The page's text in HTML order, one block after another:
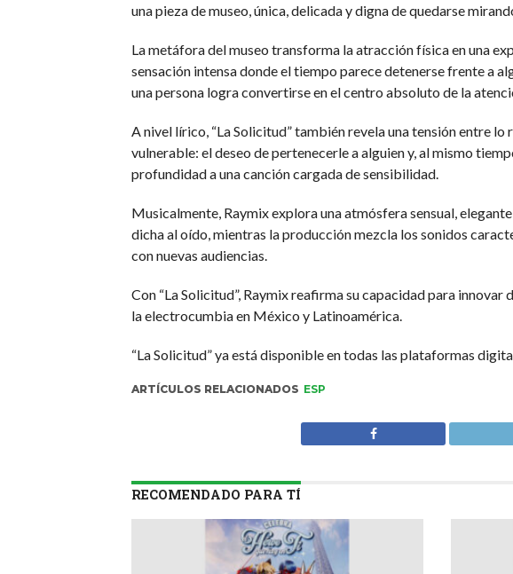
una pieza de museo, única, delicada y digna de quedarse
La metáfora del museo transforma la atracción física en una
sensación intensa donde el tiempo parece detenerse frente a
una persona logra convertirse en el centro absoluto de la
A nivel lírico, “La Solicitud” también revela una tensión entre
vulnerable: el deseo de pertenecerle a alguien y, al mismo
profundidad a una canción cargada de sensibilidad.
Musicalmente, Raymix explora una atmósfera sensual,
dicha al oído, mientras la producción mezcla los sonidos
con nuevas audiencias.
Con “La Solicitud”, Raymix reafirma su capacidad para
la electrocumbia en México y Latinoamérica.
“La Solicitud” ya está disponible en todas las plataformas
ARTÍCULOS RELACIONADOS ESP
RECOMENDADO PARA TÍ